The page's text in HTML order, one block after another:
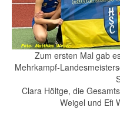
Zum ersten Mal gab
Mehrkampf-
Clara Höltge, die
Weigel und Efi